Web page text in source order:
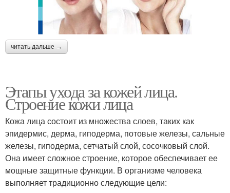
читать дальше →
Этапы ухода за кожей лица.
Строение кожи лица
Кожа лица состоит из множества слоев, таких как
эпидермис, дерма, гиподерма, потовые железы, сальные
железы, гиподерма, сетчатый слой, сосочковый слой.
Она имеет сложное строение, которое обеспечивает ее
мощные защитные функции. В организме человека
выполняет традиционно следующие цели: